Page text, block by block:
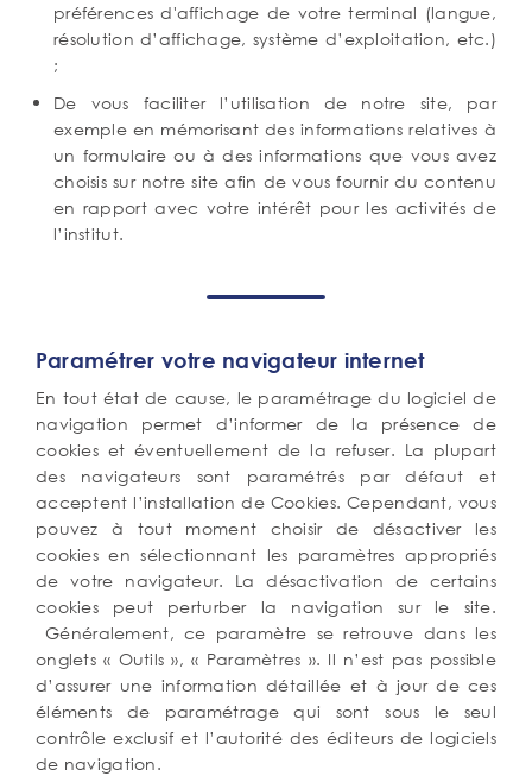
préférences d'affichage de votre terminal (langue,
résolution d’affichage, système d’exploitation, etc.)
;
De vous faciliter l’utilisation de notre site, par
exemple en mémorisant des informations relatives à
un formulaire ou à des informations que vous avez
choisis sur notre site afin de vous fournir du contenu
en rapport avec votre intérêt pour les activités de
l’institut.
Paramétrer votre navigateur internet
En tout état de cause, le paramétrage du logiciel de
navigation permet d’informer de la présence de
cookies et éventuellement de la refuser. La plupart
des navigateurs sont paramétrés par défaut et
acceptent l’installation de Cookies. Cependant, vous
pouvez à tout moment choisir de désactiver les
cookies en sélectionnant les paramètres appropriés
de votre navigateur. La désactivation de certains
cookies peut perturber la navigation sur le site.
Généralement, ce paramètre se retrouve dans les
onglets « Outils », « Paramètres ». Il n’est pas possible
d’assurer une information détaillée et à jour de ces
éléments de paramétrage qui sont sous le seul
contrôle exclusif et l’autorité des éditeurs de logiciels
de navigation.